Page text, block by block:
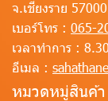
จ.เชียงราย 57000
เบอร์โทร : 065-
เวลาทำการ :
อีเมล :
หมวดหมู่สินค้า